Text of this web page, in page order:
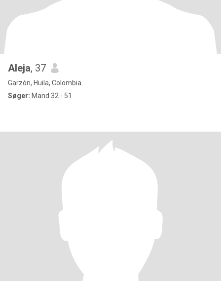
Aleja, 37
Garzón, Huila, Colombia
Søger: Mand 32 - 51